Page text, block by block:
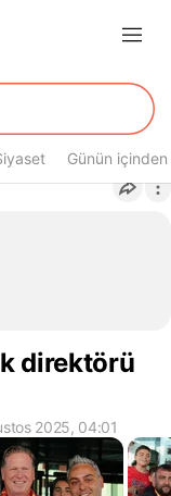
Günün içinden
direktörü
2025, 04:01